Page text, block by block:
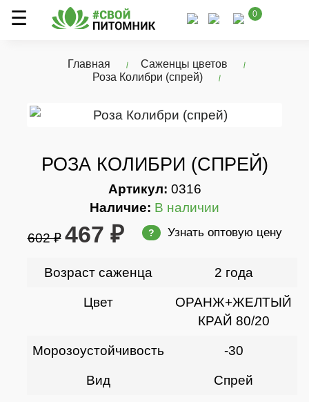
0
Главная
Саженцы цветов
Роза Колибри (спрей)
РОЗА КОЛИБРИ (СПРЕЙ)
Артикул: 0316
Наличие: В наличии
602 ₽ 467 ₽ ? Узнать оптовую цену
Возраст саженца 2 года
Цвет
ОРАНЖ+ЖЕЛТЫЙ
КРАЙ 80/20
Морозоустойчивость -30
Вид Спрей